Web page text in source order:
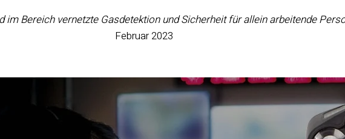
im Bereich vernetzte Gasdetektion und Sicherheit für allein arbeitende
Februar 2023